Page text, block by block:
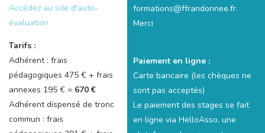
Accédez au site d'auto-
évaluation
Tarifs :
Adhérent : frais
pédagogiques 475 € + frais
annexes 195 € = 670 €
Adhérent dispensé de tronc
commun : frais
formations@ffrandonnee.fr.
Merci
Paiement en ligne :
Carte bancaire (les chèques ne
sont pas acceptés)
Le paiement des stages se fait
en ligne via HelloAsso, une